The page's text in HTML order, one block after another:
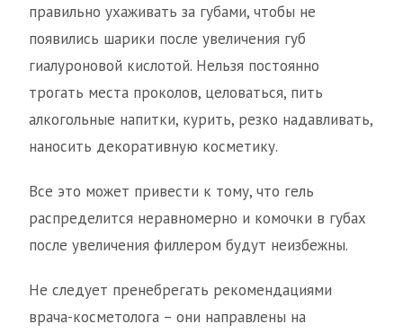
правильно ухаживать за губами, чтобы не
появились шарики после увеличения губ
гиалуроновой кислотой. Нельзя постоянно
трогать места проколов, целоваться, пить
алкогольные напитки, курить, резко надавливать,
наносить декоративную косметику.
Все это может привести к тому, что гель
распределится неравномерно и комочки в губах
после увеличения филлером будут неизбежны.
Не следует пренебрегать рекомендациями
врача-косметолога – они направлены на